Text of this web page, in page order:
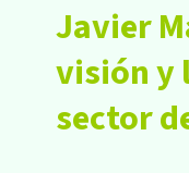
Javier
visión y
sector